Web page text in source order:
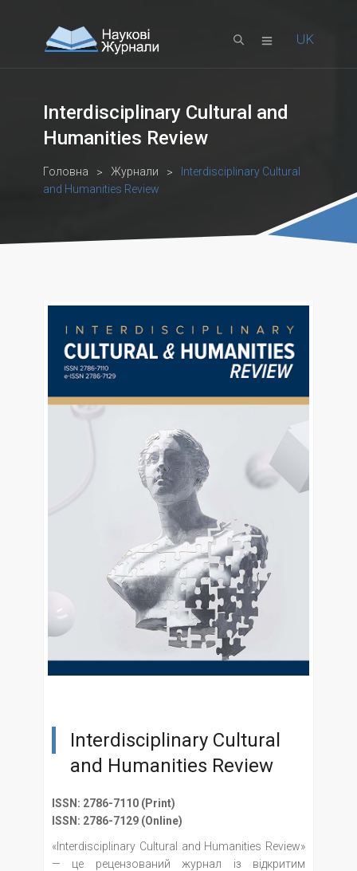
UK
Interdisciplinary Cultural and
Humanities Review
Головна Журнали
Interdisciplinary Cultural
and Humanities Review
Interdisciplinary Cultural
and Humanities Review
ISSN: 2786-7110 (Print)
ISSN: 2786-7129 (Online)
«Interdisciplinary Cultural and Humanities Review»
— це рецензований журнал із відкритим